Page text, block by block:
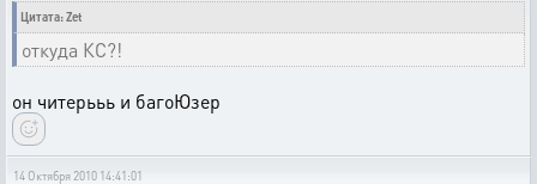
Цитата: Zet
откуда КС?!
он читерььь и багоЮзер
14 Октября 2010 14:41:01